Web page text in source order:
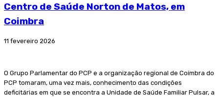
Centro de Saúde Norton de Matos, em
Coimbra
11 fevereiro 2026
O Grupo Parlamentar do PCP e a organização regional de Coimbra do
PCP tomaram, uma vez mais, conhecimento das condições
deficitárias em que se encontra a Unidade de Saúde Familiar Pulsar, a